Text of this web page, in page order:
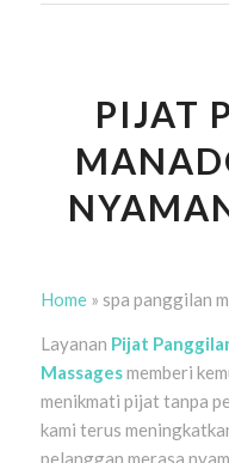
PIJAT
Home» spa panggilan
Layanan Pijat
Massagesmemberi
menikmati pijat tanpa
kami terus
pelanggan merasa